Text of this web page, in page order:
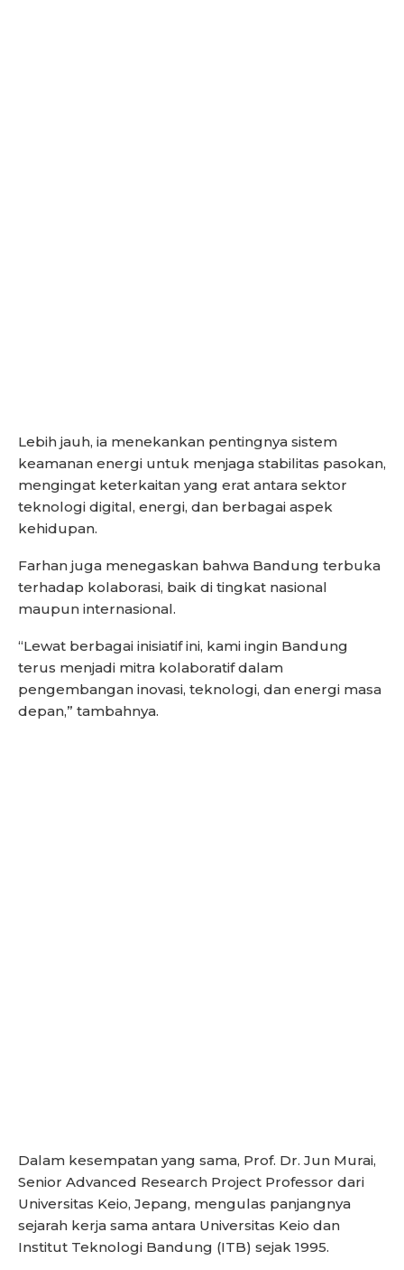
Lebih jauh, ia menekankan pentingnya sistem
keamanan energi untuk menjaga stabilitas pasokan,
mengingat keterkaitan yang erat antara sektor
teknologi digital, energi, dan berbagai aspek
kehidupan.
Farhan juga menegaskan bahwa Bandung terbuka
terhadap kolaborasi, baik di tingkat nasional
maupun internasional.
“Lewat berbagai inisiatif ini, kami ingin Bandung
terus menjadi mitra kolaboratif dalam
pengembangan inovasi, teknologi, dan energi masa
depan,” tambahnya.
Dalam kesempatan yang sama, Prof. Dr. Jun Murai,
Senior Advanced Research Project Professor dari
Universitas Keio, Jepang, mengulas panjangnya
sejarah kerja sama antara Universitas Keio dan
Institut Teknologi Bandung (ITB) sejak 1995.